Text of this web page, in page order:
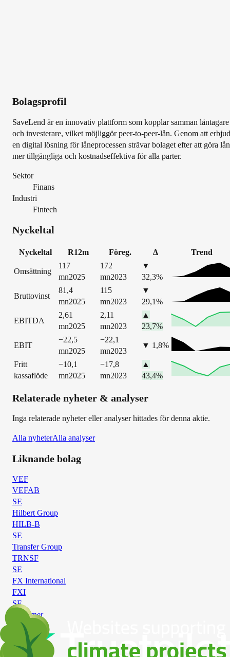
Bolagsprofil
SaveLend är en innovativ plattform som kopplar samman låntagare
och investerare, vilket möjliggör peer-to-peer-lån. Genom att
en digital lösning för låneprocessen strävar bolaget efter att göra lån
mer tillgängliga och kostnadseffektiva för alla parter.
Sektor
Finans
Industri
Fintech
Nyckeltal
Nyckeltal R12m Föreg. Δ Trend
Omsättning
117
mn2025
172
mn2023
▼
32,3%
Bruttovinst
81,4
mn2025
115
mn2023
▼
29,1%
EBITDA
2,61
mn2025
2,11
mn2023
▲
23,7%
EBIT
−22,5
mn2025
−22,1
mn2023
▼ 1,8%
Fritt
kassaflöde
−10,1
mn2025
−17,8
mn2023
▲
43,4%
Relaterade nyheter & analyser
Inga relaterade nyheter eller analyser hittades för denna aktie.
Alla nyheterAlla analyser
Liknande bolag
VEF
VEFAB
SE
Hilbert Group
HILB-B
SE
Transfer Group
TRNSF
SE
FX International
FXI
SE
Creturner
CRET
Investor B